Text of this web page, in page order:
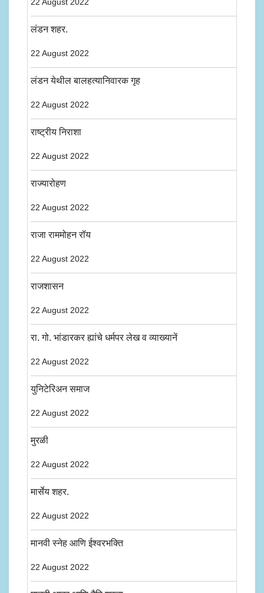
22 August 2022
लंडन शहर.
22 August 2022
लंडन येथील बालहत्यानिवारक गृह
22 August 2022
राष्ट्रीय निराशा
22 August 2022
राज्यारोहण
22 August 2022
राजा राममोहन रॉय
22 August 2022
राजशासन
22 August 2022
रा. गो. भांडारकर ह्यांचे धर्मपर लेख व व्याख्यानें
22 August 2022
युनिटेरिअन समाज
22 August 2022
मुरळी
22 August 2022
मार्सेय शहर.
22 August 2022
मानवी स्नेह आणि ईश्वरभक्ति
22 August 2022